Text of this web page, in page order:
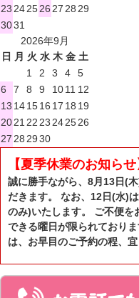
23 242526 27 28 29
3031
2026年9月
日
月 火 水 木 金 土
1
2 3 4
5
6
7 8 9 1011 12
13 141516 17 18 19
2021 22 23 242526
27 28 2930
【夏季休業のお知らせ
誠に勝手ながら、8月13日(
だきます。 なお、12日(水)
のみ)いたします。 ご不便を
できる曜日が限られており
は、お早目のご予約の程、